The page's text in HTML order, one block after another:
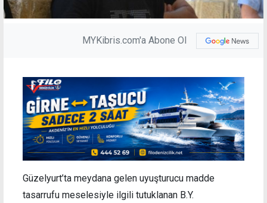
MYKibris.com'a Abone Ol
Güzelyurt’ta meydana gelen uyuşturucu madde
tasarrufu meselesiyle ilgili tutuklanan B.Y.